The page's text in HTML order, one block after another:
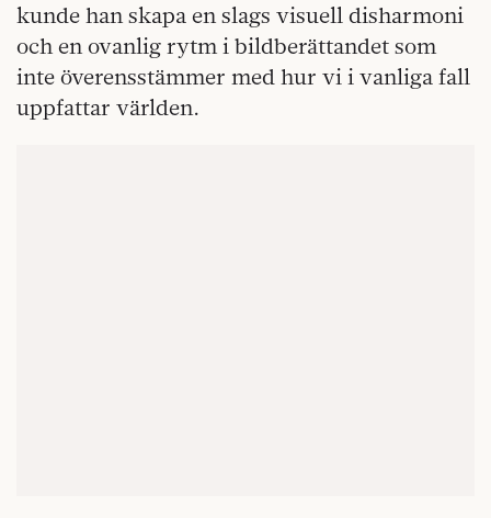
kunde han skapa en slags visuell disharmoni
och en ovanlig rytm i bildberättandet som
inte överensstämmer med hur vi i vanliga fall
uppfattar världen.